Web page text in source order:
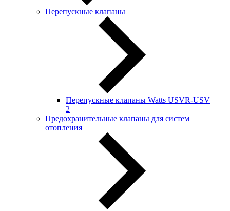
Перепускные клапаны
Перепускные клапаны Watts USVR-USV
2
Предохранительные клапаны для систем
отопления